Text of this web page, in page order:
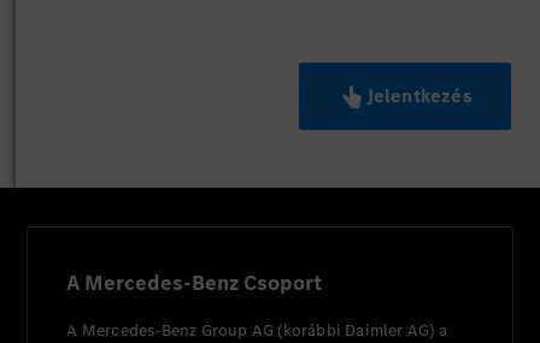
Jelentkezés
A Mercedes-Benz Csoport
A Mercedes-Benz Group AG (korábbi Daimler AG) a